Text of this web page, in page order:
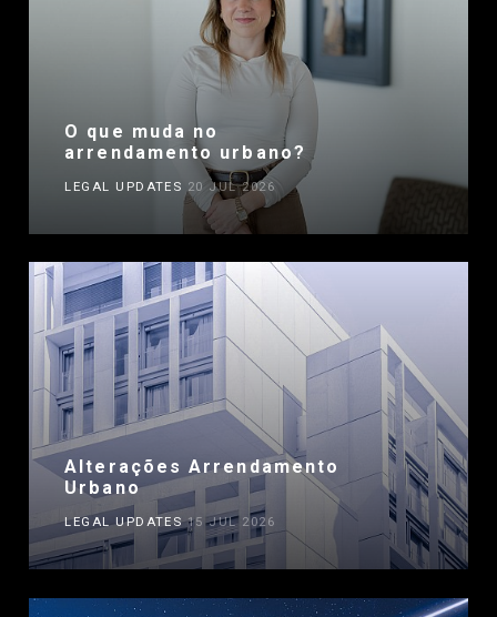
O que muda no
arrendamento urbano?
LEGAL UPDATES 20 JUL 2026
Alterações Arrendamento
Urbano
LEGAL UPDATES15 JUL 2026